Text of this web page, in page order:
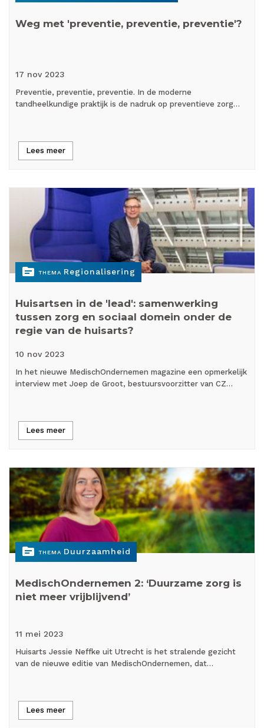
Weg met 'preventie, preventie, preventie'?
17 nov 2023
Preventie, preventie, preventie. In de moderne
tandheelkundige praktijk is de nadruk op preventieve zorg…
Lees meer
topic THEMA Regionalisering
Huisartsen in de 'lead': samenwerking
tussen zorg en sociaal domein onder de
regie van de huisarts?
10 nov 2023
In het nieuwe MedischOndernemen magazine een opmerkelijk
interview met Joep de Groot, bestuursvoorzitter van CZ…
Lees meer
topic THEMA Duurzaamheid
MedischOndernemen 2: ‘Duurzame zorg is
niet meer vrijblijvend’
11 mei 2023
Huisarts Jessie Neffke uit Utrecht is het stralende gezicht
van de nieuwe editie van MedischOndernemen, dat…
Lees meer